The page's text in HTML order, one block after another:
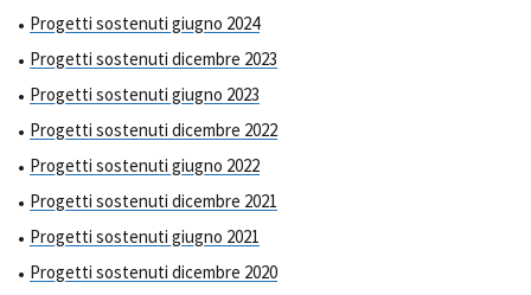
Progetti sostenuti giugno 2024
Progetti sostenuti dicembre 2023
Progetti sostenuti giugno 2023
Progetti sostenuti dicembre 2022
Progetti sostenuti giugno 2022
Progetti sostenuti dicembre 2021
Progetti sostenuti giugno 2021
Progetti sostenuti dicembre 2020